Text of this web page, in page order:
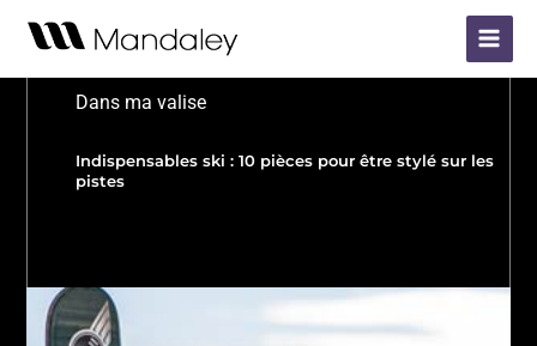
Main
Menu
Dans ma valise
Indispensables ski : 10 pièces pour être stylé sur les
pistes